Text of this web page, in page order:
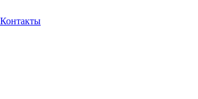
Контакты